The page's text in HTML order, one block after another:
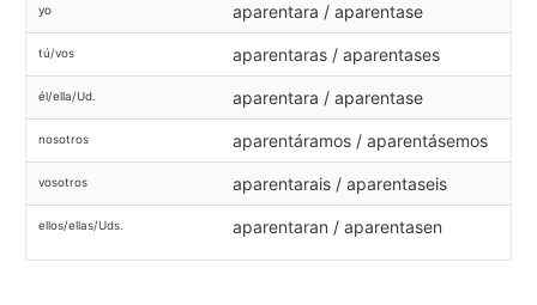
yo aparentara / aparentase
tú/vos aparentaras / aparentases
él/ella/Ud. aparentara / aparentase
nosotros aparentáramos / aparentásemos
vosotros aparentarais / aparentaseis
ellos/ellas/Uds. aparentaran / aparentasen